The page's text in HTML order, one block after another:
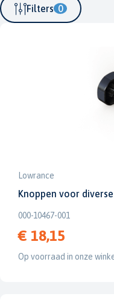
Filters 0
Lowrance
Knoppen voor
000-10467-001
€ 18,15
Op voorraad in onze